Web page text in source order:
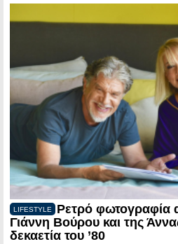
LIFESTYLE
Ρετρό φωτογραφία
Γιάννη Βούρου και της
δεκαετία του ’80